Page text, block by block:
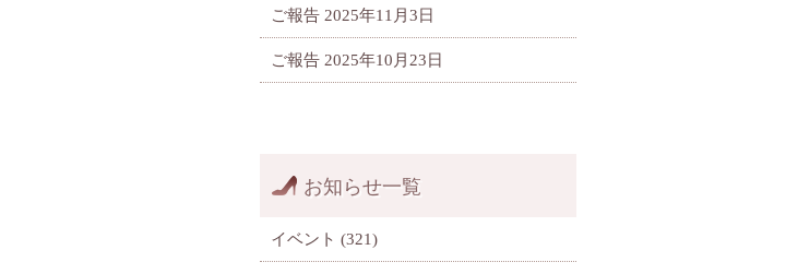
ご報告 2025年11月3日
ご報告 2025年10月23日
お知らせ一覧
イベント (321)